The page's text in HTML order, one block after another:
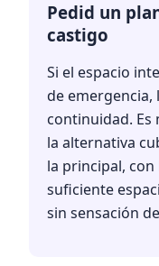
Pedid un
castigo
Si el espacio
de
continuidad.
la alternativa
la principal,
suficiente
sin sensación